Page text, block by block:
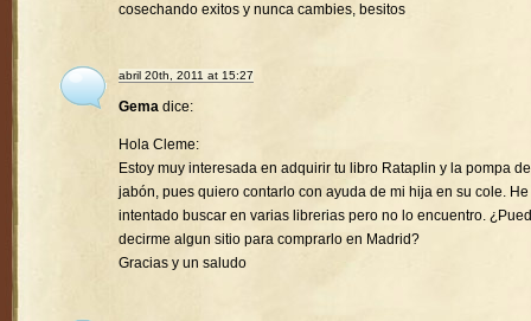
cosechando exitos y nunca cambies, besitos
abril 20th, 2011 at 15:27
Gema dice:
Hola Cleme:
Estoy muy interesada en adquirir tu libro Rataplin y la pompa de
jabón, pues quiero contarlo con ayuda de mi hija en su cole. He
intentado buscar en varias librerias pero no lo encuentro.
decirme algun sitio para comprarlo en Madrid?
Gracias y un saludo